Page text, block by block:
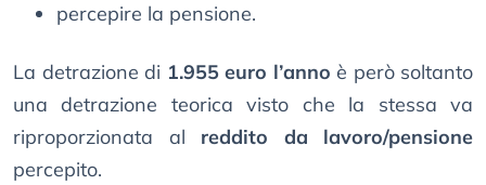
percepire la pensione.
La detrazione di 1.955 euro l’anno è però soltanto
una detrazione teorica visto che la stessa va
riproporzionata al reddito da lavoro/pensione
percepito.